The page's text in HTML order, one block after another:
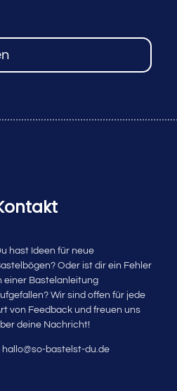
hast Ideen für neue
Oder ist dir ein Fehler
einer Bastelanleitung
Wir sind offen für jede
von Feedback und freuen uns
deine Nachricht!
hallo@so-bastelst-du.de